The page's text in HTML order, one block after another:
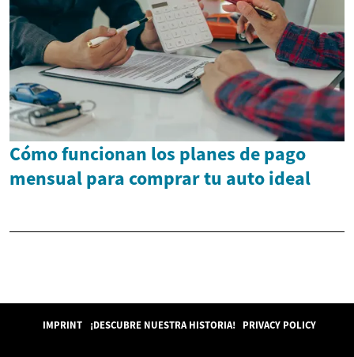
Cómo funcionan los planes de pago
mensual para comprar tu auto ideal
IMPRINT ¡DESCUBRE NUESTRA HISTORIA! PRIVACY POLICY